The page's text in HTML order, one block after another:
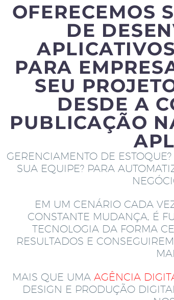
OFERECEMOS
DE
PARA
SEU
DESDE A
PUBLICAÇÃO
GERENCIAMENTO DE
SUA EQUIPE? PARA
EM UM CENÁRIO CADA
CONSTANTE MUDANÇA, É
TECNOLOGIA DA FORMA
RESULTADOS E
MAIS QUE UMA AGÊNCIA
DESIGN E PRODUÇÃO